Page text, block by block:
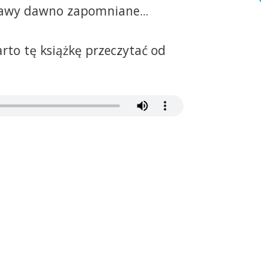
dawno zapomniane...
tę książkę przeczytać od